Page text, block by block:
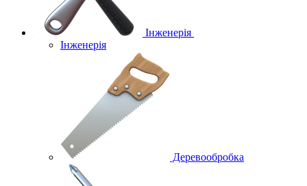
Інженерія
Інженерія
Деревообробка